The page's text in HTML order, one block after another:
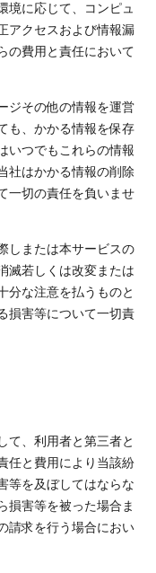
境に応じて、コンピュ
アクセスおよび情報漏
の費用と責任において
ジその他の情報を運営
も、かかる情報を保存
いつでもこれらの情報
社はかかる情報の削除
一切の責任を負いませ
しまたは本サービスの
滅若しくは改変または
分な注意を払うものと
損害等について一切責
て、利用者と第三者と
任と費用により当該紛
等を及ぼしてはならな
損害等を被った場合ま
請求を行う場合におい